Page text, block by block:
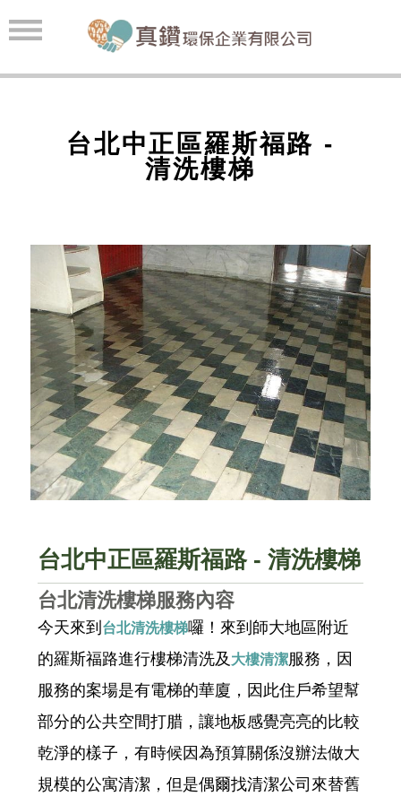
台北中正區羅斯福路 -
清洗樓梯
台北中正區羅斯福路 - 清洗樓梯
台北清洗樓梯服務內容
今天來到 台北清洗樓梯囉！來到師大地區附近
的羅斯福路進行樓梯清洗及 大樓清潔服務，因
服務的案場是有電梯的華廈，因此住戶希望幫
部分的公共空間打腊，讓地板感覺亮亮的比較
乾淨的樣子，有時候因為預算關係沒辦法做大
規模的公寓清潔，但是偶爾找清潔公司來替舊